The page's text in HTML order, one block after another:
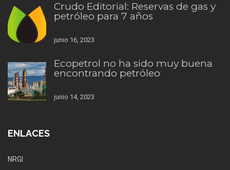
Crudo Editorial: Reservas de gas y
petróleo para 7 años
junio 16, 2023
Ecopetrol no ha sido muy buena
encontrando petróleo
junio 14, 2023
ENLACES
NRGI